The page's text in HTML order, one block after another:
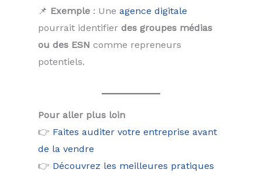
📌 Exemple : Une agence digitale
pourrait identifier des groupes médias
ou des ESN comme repreneurs
potentiels.
Pour aller plus loin
👉 Faites auditer votre entreprise avant
de la vendre
👉 Découvrez les meilleures pratiques